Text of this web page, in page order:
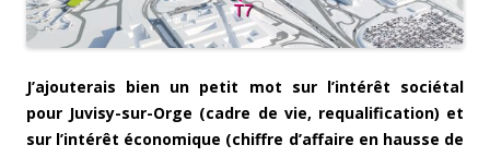
J’ajouterais bien un petit mot sur l’intérêt sociétal
pour Juvisy-sur-Orge (cadre de vie, requalification) et
sur l’intérêt économique (chiffre d’affaire en hausse de